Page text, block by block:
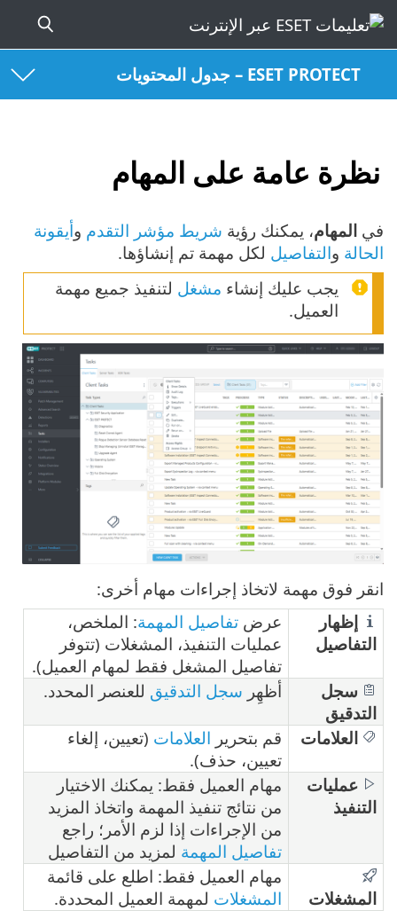
ESET PROTECT – جدول المحتويات
نظرة عامة على المهام
في المهام، يمكنك رؤية شريط مؤشر التقدم وأيقونة
الحالة والتفاصيل لكل مهمة تم إنشاؤها.
يجب عليك إنشاء مشغل لتنفيذ جميع مهمة
العميل.
انقر فوق مهمة لاتخاذ إجراءات مهام أخرى:
إظهار
التفاصيل
عرض تفاصيل المهمة: الملخص،
عمليات التنفيذ، المشغلات (تتوفر
تفاصيل المشغل فقط لمهام العميل).
سجل
التدقيق
أظهِر سجل التدقيق للعنصر المحدد.
العلامات قم بتحرير العلامات (تعيين، إلغاء
تعيين، حذف).
عمليات
التنفيذ
مهام العميل فقط: يمكنك الاختيار
من نتائج تنفيذ المهمة واتخاذ المزيد
من الإجراءات إذا لزم الأمر؛ راجع
تفاصيل المهمة لمزيد من التفاصيل
المشغلات
مهام العميل فقط: اطلع على قائمة
المشغلات لمهمة العميل المحددة.